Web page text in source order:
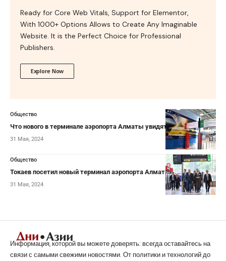
Ready for Core Web Vitals, Support for Elementor,
With 1000+ Options Allows to Create Any Imaginable
Website. It is the Perfect Choice for Professional
Publishers.
Explore Now
Общество
Что нового в терминале аэропорта Алматы увидят пассажиры
31 Мая, 2024
Общество
Токаев посетил новый терминал аэропорта Алматы
31 Мая, 2024
Информация, которой вы можете доверять: всегда оставайтесь на
связи с самыми свежими новостями. От политики и технологий до